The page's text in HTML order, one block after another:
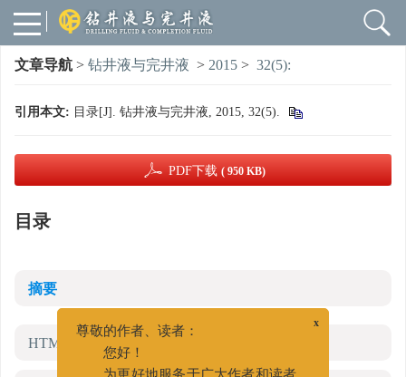
文章导航 > 钻井液与完井液 > 2015 > 32(5):
引用本文: 目录[J]. 钻井液与完井液, 2015, 32(5).
PDF下载 ( 950 KB)
目录
摘要
HTML全文
x
尊敬的作者、读者：
您好！